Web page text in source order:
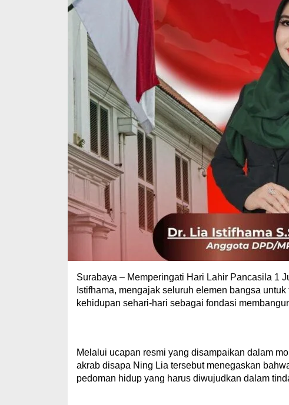
Surabaya – Memperingati Hari Lahir Pancasila 1
Istifhama, mengajak seluruh elemen bangsa
kehidupan sehari-hari sebagai fondasi
Melalui ucapan resmi yang disampaikan dalam
akrab disapa Ning Lia tersebut menegaskan
pedoman hidup yang harus diwujudkan dalam